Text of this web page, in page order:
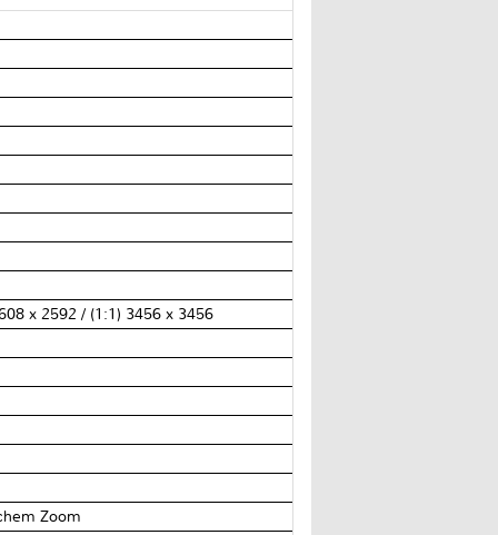
x 2592 / (1:1) 3456 x 3456
Zoom